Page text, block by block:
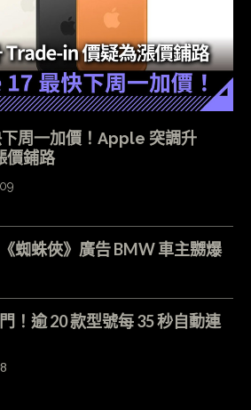
周一加價！Apple 突調升
價鋪路
蜘蛛俠》廣告 BMW 車主嬲爆
！逾 20 款型號每 35 秒自動連